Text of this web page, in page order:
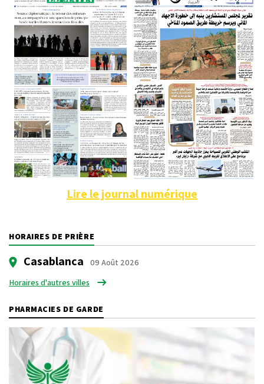
Lire le journal numérique
HORAIRES DE PRIÈRE
Casablanca
09 Août 2026
Horaires d'autres villes
PHARMACIES DE GARDE